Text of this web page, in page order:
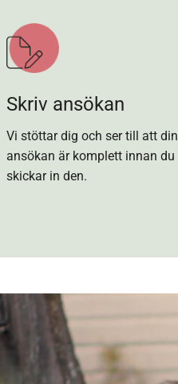
Skriv ansökan
Vi stöttar dig och ser till att din
ansökan är komplett innan du
skickar in den.